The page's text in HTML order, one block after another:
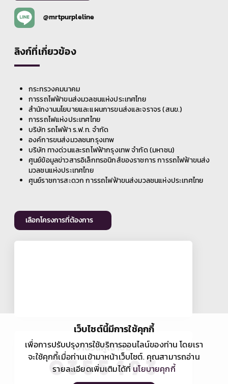
@mrtpurpleline
ลิงก์ที่เกี่ยวข้อง
กระทรวงคมนาคม
การรถไฟฟ้าขนส่งมวลชนแห่งประเทศไทย
สำนักงานนโยบายและแผนการขนส่งและจราจร (สนข.)
การรถไฟแห่งประเทศไทย
บริษัท รถไฟฟ้า ร.ฟ.ท. จำกัด
องค์การขนส่งมวลชนกรุงเทพ
บริษัท ทางด่วนและรถไฟฟ้ากรุงเทพ จำกัด (มหาชน)
ศูนย์ข้อมูลข่าวสารอิเล็กทรอนิกส์ของราชการ การรถไฟฟ้าขนส่ง
มวลชนแห่งประเทศไทย
ศูนย์ราชการสะดวก การรถไฟฟ้าขนส่งมวลชนแห่งประเทศไทย
เลือกโครงการที่ต้องการ
จำนวนผู้เข้าชม
เว็บไซต์นี้มีการใช้คุกกี้
เพื่อการปรับปรุงการใช้บริการออนไลน์ของท่าน โดยเรา
จะใช้คุกกี้เมื่อท่านเข้ามาหน้าเว็บไซต์. คุณสามารถอ่าน
รายละเอียดเพิ่มเติมได้ที่ นโยบายคุกกี้